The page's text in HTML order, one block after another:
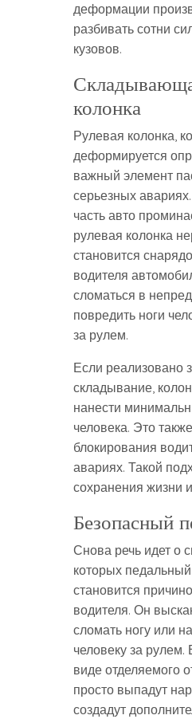
деформации
разбивать сотни
кузовов.
колонка
Рулевая колонка,
деформируется
важный элемент
серьезных
часть авто
рулевая колонка
становится
водителя
сломаться в
повредить ноги
за рулем.
Если реализовано
складывание,
нанести
человека. Это
блокирования
авариях. Такой
сохранения жизни
Безопасный
Снова речь идет о
которых
становится
водителя. Он
сломать ногу или
человеку за
виде отделяемого
просто выпадут
создадут